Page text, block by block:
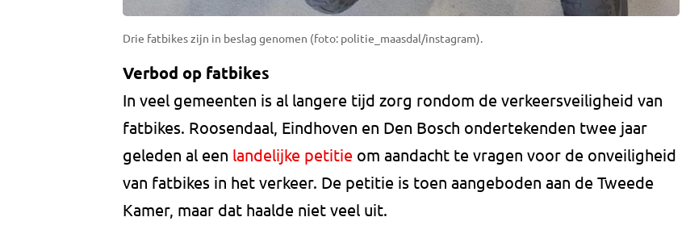
Drie fatbikes zijn in beslag genomen (foto: politie_maasdal/instagram).
Verbod op fatbikes
In veel gemeenten is al langere tijd zorg rondom de verkeersveiligheid van
fatbikes. Roosendaal, Eindhoven en Den Bosch ondertekenden twee jaar
geleden al een landelijke petitie om aandacht te vragen voor de onveiligheid
van fatbikes in het verkeer. De petitie is toen aangeboden aan de Tweede
Kamer, maar dat haalde niet veel uit.